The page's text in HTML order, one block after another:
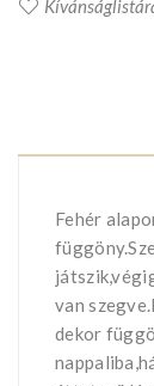
Fehér
van
dekor